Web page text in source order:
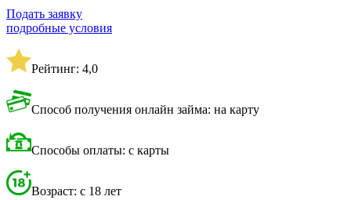
Подать заявку
подробные условия
Рейтинг: 4,0
Способ получения онлайн займа: на карту
Способы оплаты: с карты
Возраст: с 18 лет